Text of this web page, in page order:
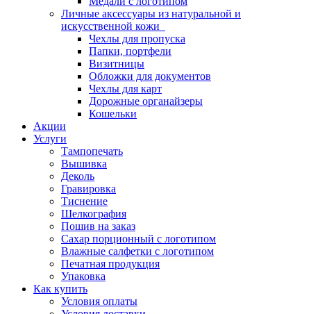
Личные аксессуары из натуральной и
искусственной кожи
Чехлы для пропуска
Папки, портфели
Визитницы
Обложки для документов
Чехлы для карт
Дорожные органайзеры
Кошельки
Акции
Услуги
Тампопечать
Вышивка
Деколь
Гравировка
Тиснение
Шелкография
Пошив на заказ
Сахар порционный с логотипом
Влажные салфетки с логотипом
Печатная продукция
Упаковка
Как купить
Условия оплаты